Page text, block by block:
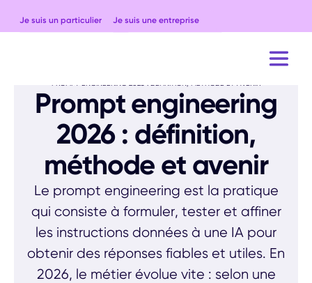
Je suis un particulier Je suis une entreprise
Prompt engineering
2026 : définition,
méthode et avenir
Le prompt engineering est la pratique
qui consiste à formuler, tester et affiner
les instructions données à une IA pour
obtenir des réponses fiables et utiles. En
2026, le métier évolue vite : selon une